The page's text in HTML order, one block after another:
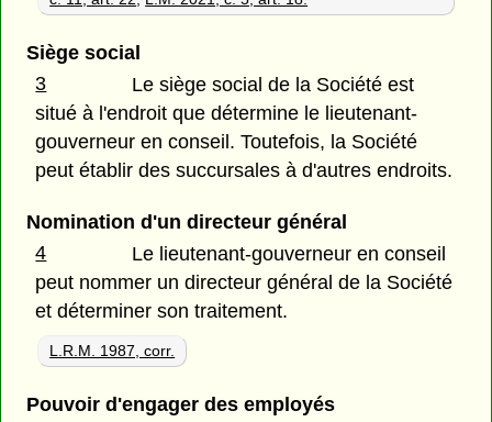
Siège social
3
Le siège social de la Société est
situé à l'endroit que détermine le lieutenant-
gouverneur en conseil. Toutefois, la Société
peut établir des succursales à d'autres endroits.
Nomination d'un directeur général
4
Le lieutenant-gouverneur en conseil
peut nommer un directeur général de la Société
et déterminer son traitement.
L.R.M. 1987, corr.
Pouvoir d'engager des employés